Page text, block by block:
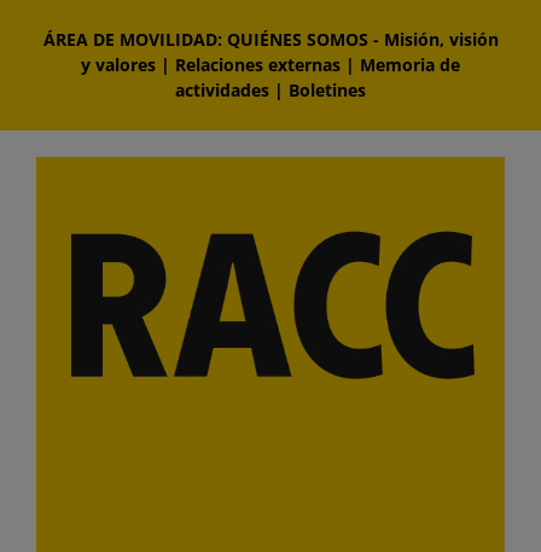
contenido
ÁREA DE MOVILIDAD: QUIÉNES SOMOS - Misión, visión
y valores | Relaciones externas | Memoria de
actividades | Boletines